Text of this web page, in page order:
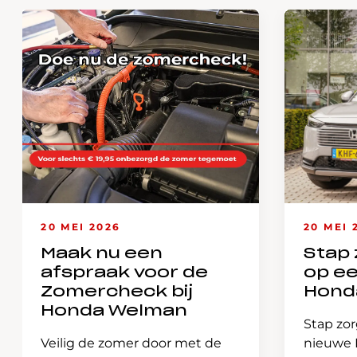
20 MEI 2026
Maak nu een
afspraak voor de
Zomercheck bij
Honda Welman
Veilig de zomer door met de
20 MEI
Stap
op
Stap
nieuwe